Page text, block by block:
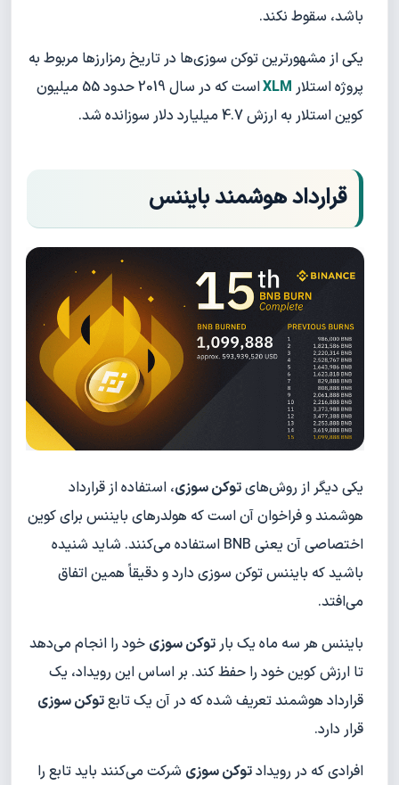
باشد، سقوط نکند.
یکی از مشهورترین توکن سوزی‌ها در تاریخ رمزارزها مربوط به
پروژه استلار XLM
است که در سال 2019 حدود 55 میلیون
کوین استلار به ارزش 4.7 میلیارد دلار سوزانده شد.
قرارداد هوشمند بایننس
یکی دیگر از روش‌هایتوکن سوزی، استفاده از قرارداد
هوشمند و فراخوان آن است که هولدرهای بایننس برای کوین
اختصاصی آن یعنی BNB استفاده می‌کنند. شاید شنیده
باشید که بایننس توکن سوزی دارد و دقیقاً همین اتفاق
می‌افتد.
بایننس هر سه ماه یک بار توکن سوزی خود را انجام می‌دهد
تا ارزش کوین خود را حفظ کند. بر اساس این رویداد، یک
قرارداد هوشمند تعریف شده که در آن یک تابعتوکن سوزی
قرار دارد.
افرادی که در رویدادتوکن سوزی شرکت می‌کنند باید تابع را